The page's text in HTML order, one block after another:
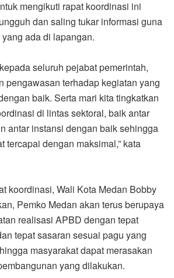
mengikuti rapat koordinasi ini
dan saling tukar informasi guna
ada di lapangan.
seluruh pejabat pemerintah,
pengawasan terhadap kegiatan yang
baik. Serta mari kita tingkatkan
di lintas sektoral, baik antar
antar instansi dengan baik sehingga
tercapai dengan maksimal,” kata
koordinasi, Wali Kota Medan Bobby
Pemko Medan akan terus berupaya
realisasi APBD dengan tepat
tepat sasaran sesuai pagu yang
masyarakat dapat merasakan
yang dilakukan.